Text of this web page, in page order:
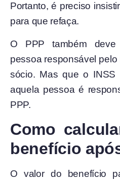
Portanto, é preciso
para que refaça.
O PPP também
pessoa responsável
sócio. Mas que o INSS
aquela pessoa é
PPP.
Como
benefício
O valor do benefício